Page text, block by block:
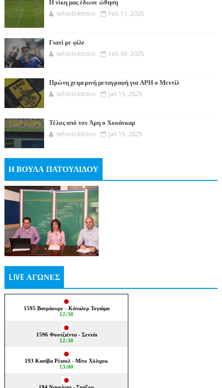
Η νίκη μας έδωσε ώθηση
sefontokitrino Feb 11, 2025
Γιατί ρε φίλε
sefontokitrino Feb 06, 2025
Πρώτη χειμερινή μεταγραφή για ΑΡΗ ο Μεντίλ
sefontokitrino Jan 15, 2025
Τέλος από τον Άρη ο Χουάνκαρ
sefontokitrino Jan 15, 2025
Η ΒΟΥΛΑ ΠΑΤΟΥΛΙΔΟΥ
LIVE ΑΓΩΝΕΣ